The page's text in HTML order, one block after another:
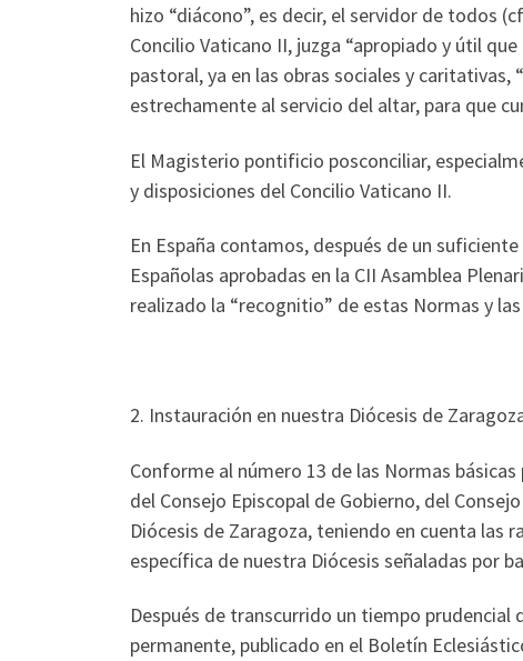
hizo “diácono”, es decir, el servidor de todos
Concilio Vaticano II, juzga “apropiado y útil
pastoral, ya en las obras sociales y
estrechamente al servicio del altar, para que
El Magisterio pontificio posconciliar,
y disposiciones del Concilio Vaticano II.
En España contamos, después de un
Españolas aprobadas en la CII Asamblea
realizado la “recognitio” de estas Normas y
2. Instauración en nuestra Diócesis de
Conforme al número 13 de las Normas
del Consejo Episcopal de Gobierno, del
Diócesis de Zaragoza, teniendo en cuenta las
específica de nuestra Diócesis señaladas por
Después de transcurrido un tiempo
permanente, publicado en el Boletín